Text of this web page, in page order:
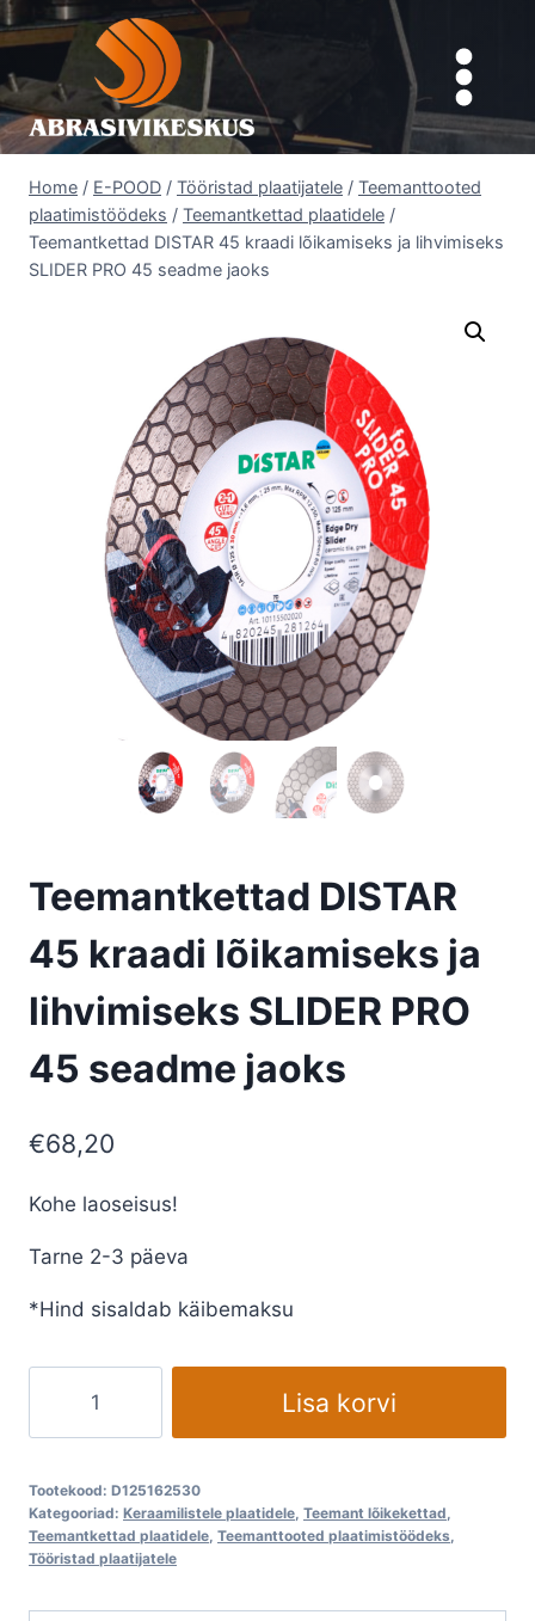
Skip
to
content
Home / E-POOD / Tööristad plaatijatele / Teemanttooted
plaatimistöödeks / Teemantkettad plaatidele /
Teemantkettad DISTAR 45 kraadi lõikamiseks ja lihvimiseks
SLIDER PRO 45 seadme jaoks
Teemantkettad DISTAR
45 kraadi lõikamiseks ja
lihvimiseks SLIDER PRO
45 seadme jaoks
€68,20
Kohe laoseisus!
Tarne 2-3 päeva
*Hind sisaldab käibemaksu
DISTAR
45
lõikamiseks
ja
lihvimiseks
SLIDER
Lisa korvi
Tootekood: D125162530
Kategooriad: Keraamilistele plaatidele, Teemant lõikekettad,
Teemantkettad plaatidele, Teemanttooted plaatimistöödeks,
Tööristad plaatijatele